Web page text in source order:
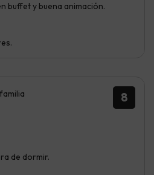
buffet y buena animación.
8
de dormir.